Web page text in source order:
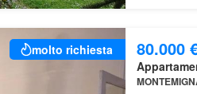
molto richiesta 80.000